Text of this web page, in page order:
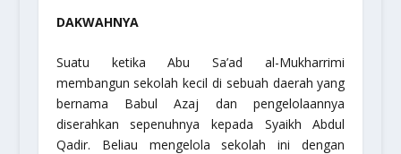
DAKWAHNYA
Suatu ketika Abu Sa’ad al-Mukharrimi
membangun sekolah kecil di sebuah daerah yang
bernama Babul Azaj dan pengelolaannya
diserahkan sepenuhnya kepada Syaikh Abdul
Qadir. Beliau mengelola sekolah ini dengan